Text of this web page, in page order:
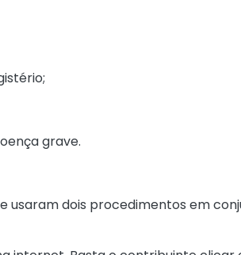
grave.
usaram dois procedimentos em